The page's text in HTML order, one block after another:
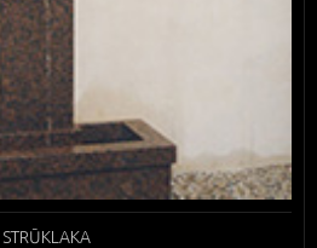
STRŪKLAKA